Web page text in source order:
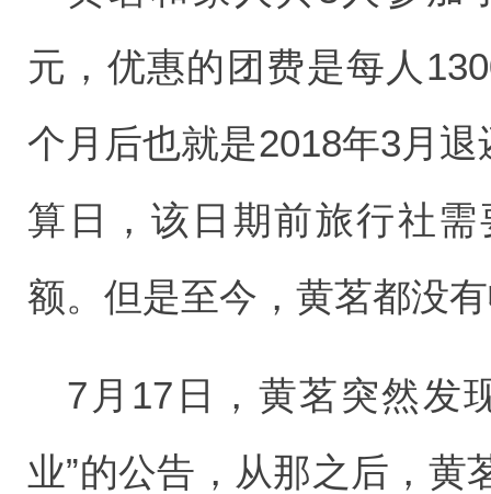
元，优惠的团费是每人
个月后也就是2018年3月
算日，该日期前旅行社
额。但是至今，黄茗都没
7月17日，黄茗突然发
业”的公告，从那之后，黄